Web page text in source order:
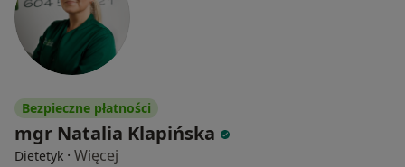
Bezpieczne płatności
mgr Natalia Klapińska
Dietetyk · Więcej